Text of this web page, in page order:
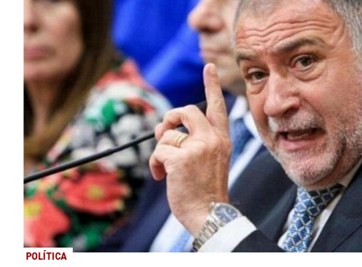
POLÍTICA